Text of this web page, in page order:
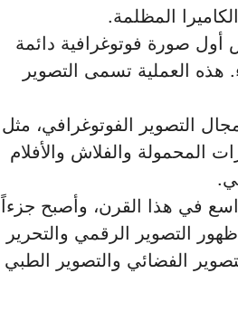
المظلمة.
أول صورة فوتوغرافية دائمة
هذه العملية تسمى التصوير
التصوير الفوتوغرافي، مثل
المحمولة والفلاش والأفلام
في هذا القرن، وأصبح جزءاً
التصوير الرقمي والتحرير
الفضائي والتصوير الطبي